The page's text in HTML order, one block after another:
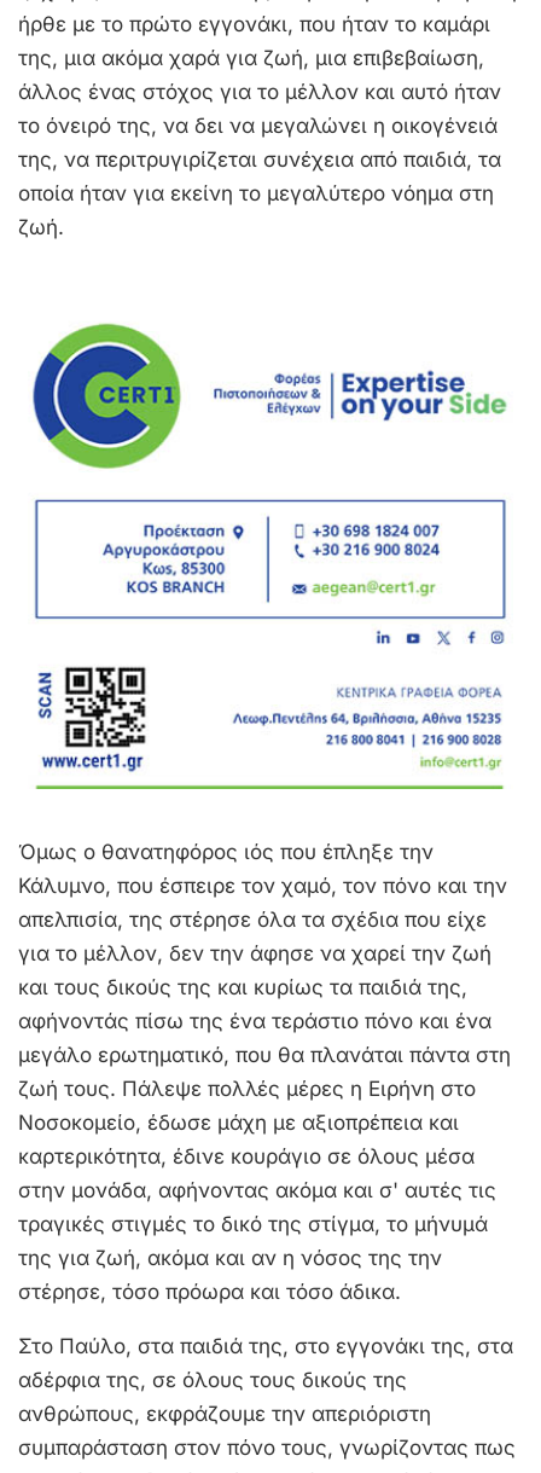
ήρθε με το πρώτο εγγονάκι, που ήταν το καμάρι
της, μια ακόμα χαρά για ζωή, μια επιβεβαίωση,
άλλος ένας στόχος για το μέλλον και αυτό ήταν
το όνειρό της, να δει να μεγαλώνει η οικογένειά
της, να περιτρυγιρίζεται συνέχεια από παιδιά, τα
οποία ήταν για εκείνη το μεγαλύτερο νόημα στη
ζωή.
Όμως ο θανατηφόρος ιός που έπληξε την
Κάλυμνο, που έσπειρε τον χαμό, τον πόνο και την
απελπισία, της στέρησε όλα τα σχέδια που είχε
για το μέλλον, δεν την άφησε να χαρεί την ζωή
και τους δικούς της και κυρίως τα παιδιά της,
αφήνοντάς πίσω της ένα τεράστιο πόνο και ένα
μεγάλο ερωτηματικό, που θα πλανάται πάντα στη
ζωή τους. Πάλεψε πολλές μέρες η Ειρήνη στο
Νοσοκομείο, έδωσε μάχη με αξιοπρέπεια και
καρτερικότητα, έδινε κουράγιο σε όλους μέσα
στην μονάδα, αφήνοντας ακόμα και σ' αυτές τις
τραγικές στιγμές το δικό της στίγμα, το μήνυμά
της για ζωή, ακόμα και αν η νόσος της την
στέρησε, τόσο πρόωρα και τόσο άδικα.
Στο Παύλο, στα παιδιά της, στο εγγονάκι της, στα
αδέρφια της, σε όλους τους δικούς της
ανθρώπους, εκφράζουμε την απεριόριστη
συμπαράσταση στον πόνο τους, γνωρίζοντας πως